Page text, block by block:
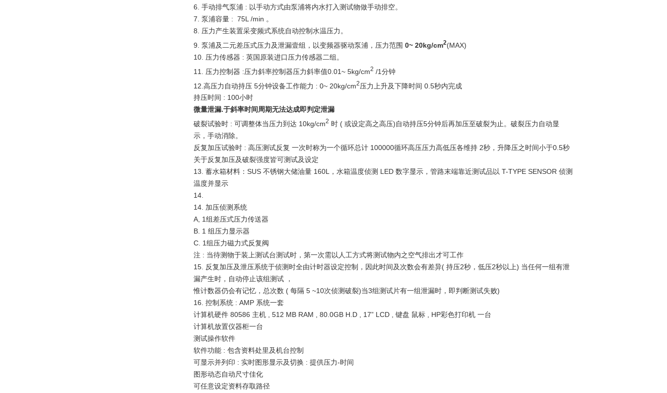
6. 手动排气泵浦 : 以手动方式由泵浦将内水打入测试物做手动排空。
7. 泵浦容量 : 75L /min 。
8. 压力产生装置采变频式系统自动控制水温压力。
9. 泵浦及二元差压式压力及泄漏壹组 ，以变频器驱动泵浦， 压力范围 0~ 20kg/cm2(MAX)
10. 压力传感器 : 英国原装进口压力传感器二组 。
11. 压力控制器 :压力斜率控制器压力斜率值0.01~ 5kg/cm2 /1分钟
12. 高压力自动持压 5分钟设备工作能力 : 0~ 20kg/cm2压力上升及下降时间 0.5秒内完成
持压时间 : 100小时
微量泄漏.于斜率时间周期无法达成即判定泄漏
破裂试验时 : 可调整体当压力到达 10kg/cm2 时 ( 或设定高之高压)自动持压5分钟后再加压至破裂为止 。破裂压力自动显
示，手动消除。
反复加压试验时 : 高压测试反复 一次时称为一个循环总计 100000循环高压压力高低压各维持 2秒，升降压之时间小于0.5秒
关于反复加压及破裂强度皆可测试及设定
13. 蓄水箱材料： SUS 不锈钢大储油量 160L ， 水箱温度侦测 LED 数字显示 ， 管路末端靠近测试品以 T-TYPE SENSOR 侦测
温度并显示
14.
14. 加压侦测系统
A, 1组差压式压力传送器
B. 1 组压力显示器
C. 1组压力磁力式反复阀
注 : 当待测物于装上测试台测试时 ，第一次需以人工方式将测试物内之空气排出才可工作
15. 反复加压及泄压系统于侦测时全由计时器设定控制， 因此时间及次数会有差异( 持压2秒 ， 低压2秒以上) 当任何一组有泄
漏产生时 ， 自动停止该组测试 ，
惟计数器仍会有记忆， 总次数 ( 每隔 5 ~10次侦测破裂)当3组测试片有一组泄漏时，即判断测试失败)
16. 控制系统 : AMP 系统一套
计算机硬件 80586 主机 , 512 MB RAM , 80.0GB H.D , 17” LCD , 键盘 鼠标 , HP彩色打印机 一台
计算机放置仪器柜一台
测试操作软件
软件功能 : 包含资料处里及机台控制
可显示并列印 : 实时图形显示及切换 : 提供压力-时间
图形动态自动尺寸佳化
可任意设定资料存取路径